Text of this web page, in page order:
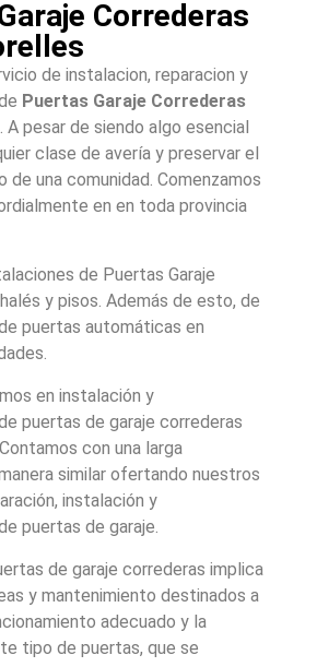
Correderas
de instalacion, reparacion y
Puertas Garaje Correderas
. A pesar de siendo algo esencial
clase de avería y preservar el
una comunidad. Comenzamos
en en toda provincia
de Puertas Garaje
y pisos. Además de esto, de
puertas automáticas en
en instalación y
puertas de garaje correderas
con una larga
similar ofertando nuestros
instalación y
puertas de garaje.
de garaje correderas implica
y mantenimiento destinados a
adecuado y la
tipo de puertas, que se